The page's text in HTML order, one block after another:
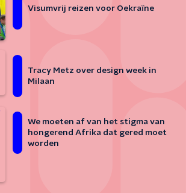
Visumvrij reizen voor Oekraïne
Tracy Metz over design week in
Milaan
We moeten af van het stigma van
hongerend Afrika dat gered moet
worden